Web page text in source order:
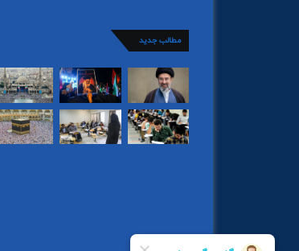
مطالب جدید